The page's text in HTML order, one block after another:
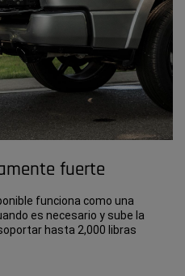
fuerte
funciona como una
es necesario y sube la
hasta 2,000 libras